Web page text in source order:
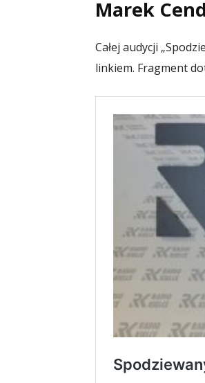
Marek
Całej audycji
linkiem. Fragment